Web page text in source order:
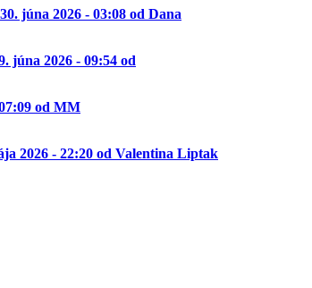
30. júna 2026 - 03:08 od Dana
júna 2026 - 09:54 od
od MM
2026 - 22:20 od Valentina Liptak